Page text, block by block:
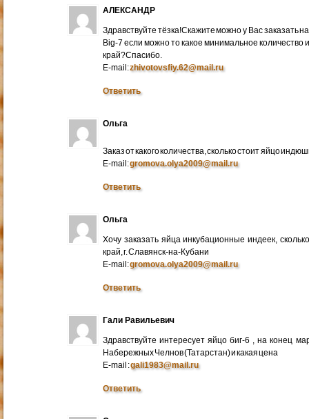
АЛЕКСАНДР
Здравствуйте тёзка!Скажите можно у Вас заказать
Big-7 если можно то какое минимальное количество
край?Спасибо.
E-mail:zhivotovsfiy.62@mail.ru
Ответить
Ольга
Заказ от какого количества, сколько стоит яйцо
E-mail:gromova.olya2009@mail.ru
Ответить
Ольга
Хочу заказать яйца инкубационные индеек,
край, г. Славянск-на-Кубани
E-mail:gromova.olya2009@mail.ru
Ответить
Гали Равильевич
Здравствуйте интересует яйцо биг-6 , на конец
Набережных Челнов (Татарстан) и какая цена
E-mail :gali1983@mail.ru
Ответить